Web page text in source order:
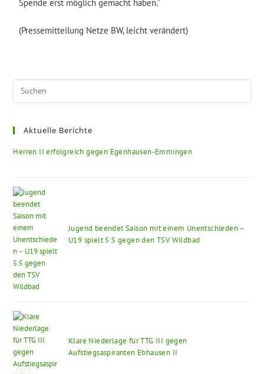
Spende erst möglich gemacht haben.“
(Pressemitteilung Netze BW, leicht verändert)
Aktuelle Berichte
Herren II erfolgreich gegen Egenhausen-Emmingen
Jugend beendet Saison mit einem Unentschieden –
U19 spielt 5:5 gegen den TSV Wildbad
Klare Niederlage für TTG III gegen
Aufstiegsaspiranten Ebhausen II